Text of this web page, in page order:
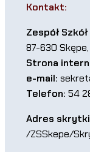
Kontakt:
Zespół
87-630
Strona
e-mail:
Telefon: 54
Adres skrytki
/ZSSkepe/